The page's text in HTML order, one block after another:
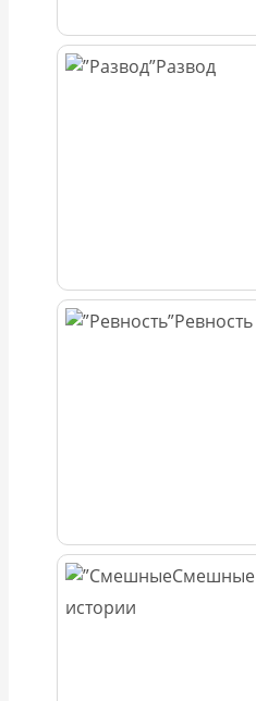
Развод
Ревность
Смешные
истории